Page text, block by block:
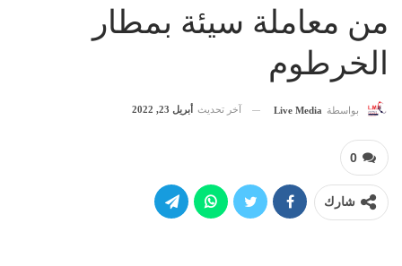
من معاملة سيئة بمطار
الخرطوم
بواسطة Live Media آخر تحديث أبريل 23, 2022
0
شارك